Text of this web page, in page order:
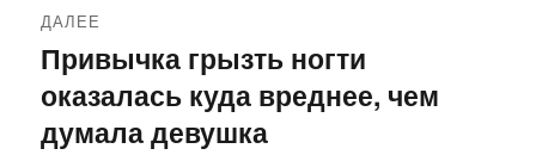
ДАЛЕЕ
Следующая
запись:
Привычка грызть ногти
оказалась куда вреднее, чем
думала девушка